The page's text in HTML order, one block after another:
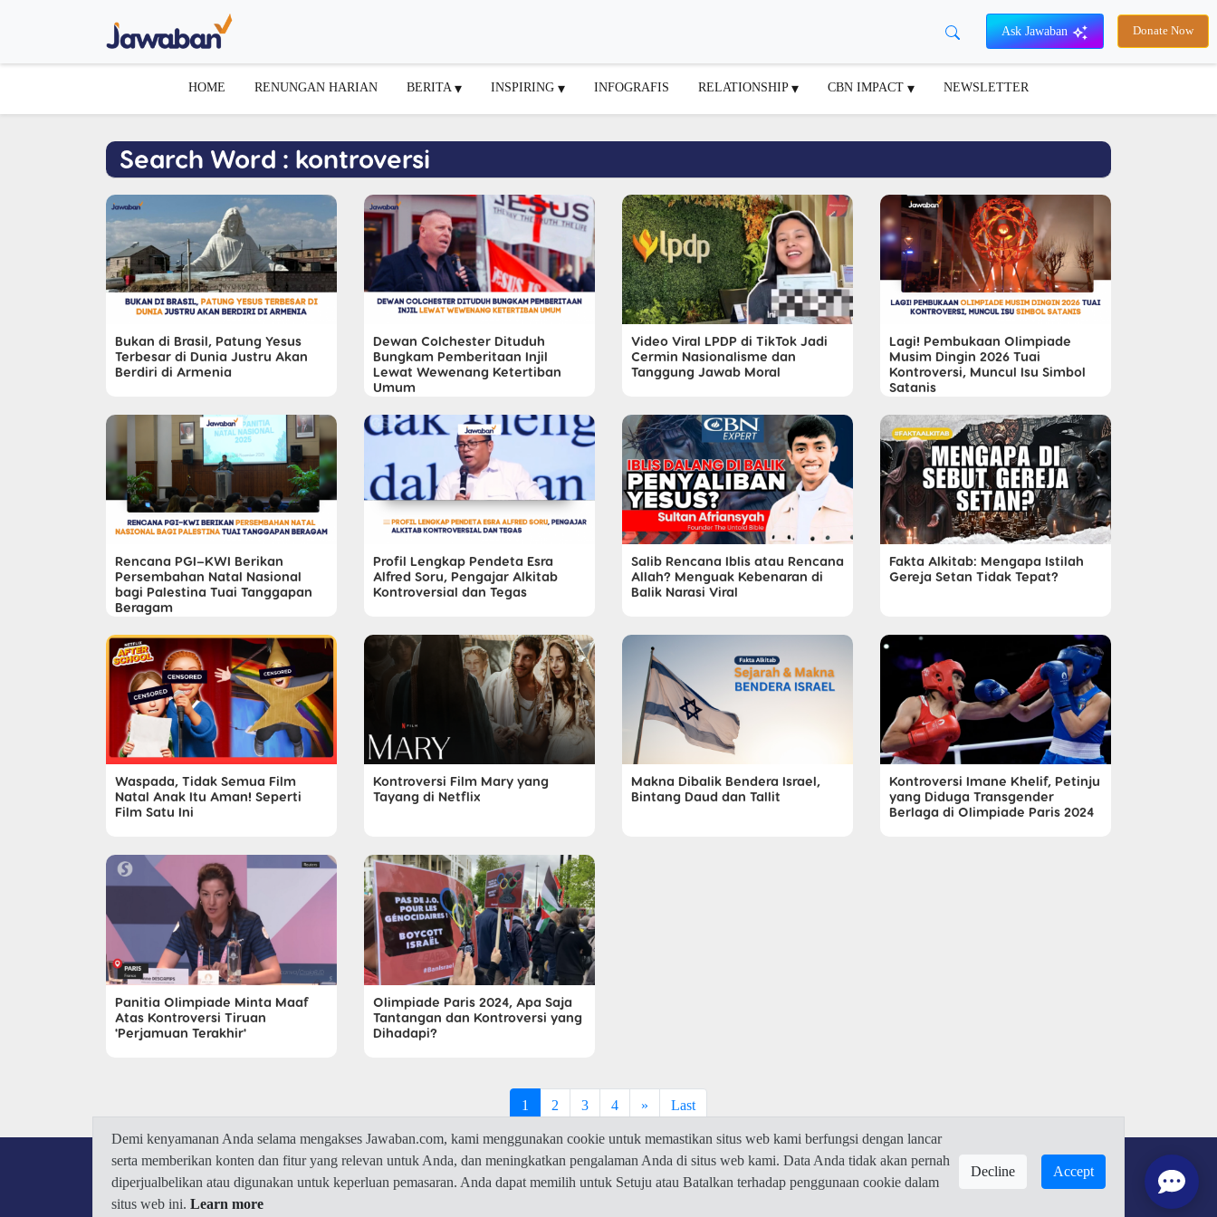
Ask Jawaban Donate Now
HOME RENUNGAN HARIAN BERITA INSPIRING INFOGRAFIS RELATIONSHIP CBN IMPACT NEWSLETTER
Search Word : kontroversi
Bukan di Brasil, Patung Yesus
Terbesar di Dunia Justru Akan
Berdiri di Armenia
Dewan Colchester Dituduh
Bungkam Pemberitaan Injil
Lewat Wewenang Ketertiban
Umum
Video Viral LPDP di TikTok Jadi
Cermin Nasionalisme dan
Tanggung Jawab Moral
Lagi! Pembukaan Olimpiade
Musim Dingin 2026 Tuai
Kontroversi, Muncul Isu Simbol
Satanis
Rencana PGI–KWI Berikan
Persembahan Natal Nasional
bagi Palestina Tuai Tanggapan
Beragam
Profil Lengkap Pendeta Esra
Alfred Soru, Pengajar Alkitab
Kontroversial dan Tegas
Salib Rencana Iblis atau Rencana
Allah? Menguak Kebenaran di
Balik Narasi Viral
Fakta Alkitab: Mengapa Istilah
Gereja Setan Tidak Tepat?
Waspada, Tidak Semua Film
Natal Anak Itu Aman! Seperti
Film Satu Ini
Kontroversi Film Mary yang
Tayang di Netflix
Makna Dibalik Bendera Israel,
Bintang Daud dan Tallit
Kontroversi Imane Khelif, Petinju
yang Diduga Transgender
Berlaga di Olimpiade Paris 2024
Panitia Olimpiade Minta Maaf
Atas Kontroversi Tiruan
'Perjamuan Terakhir'
Olimpiade Paris 2024, Apa Saja
Tantangan dan Kontroversi yang
Dihadapi?
1 2 3 4 » Last
Demi kenyamanan Anda selama mengakses Jawaban.com, kami menggunakan cookie untuk memastikan situs web kami berfungsi dengan lancar
serta memberikan konten dan fitur yang relevan untuk Anda, dan meningkatkan pengalaman Anda di situs web kami. Data Anda tidak akan pernah
diperjualbelikan atau digunakan untuk keperluan pemasaran. Anda dapat memilih untuk Setuju atau Batalkan terhadap penggunaan cookie dalam
situs web ini. Learn more
Decline Accept
© 2026 Jawaban.com -Privacy Policy